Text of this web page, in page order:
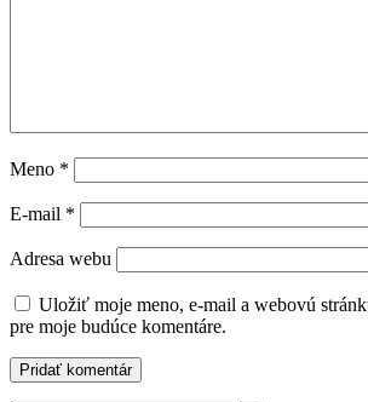
Meno *
E-mail *
Adresa webu
Uložiť moje meno, e-mail a webovú
pre moje budúce komentáre.